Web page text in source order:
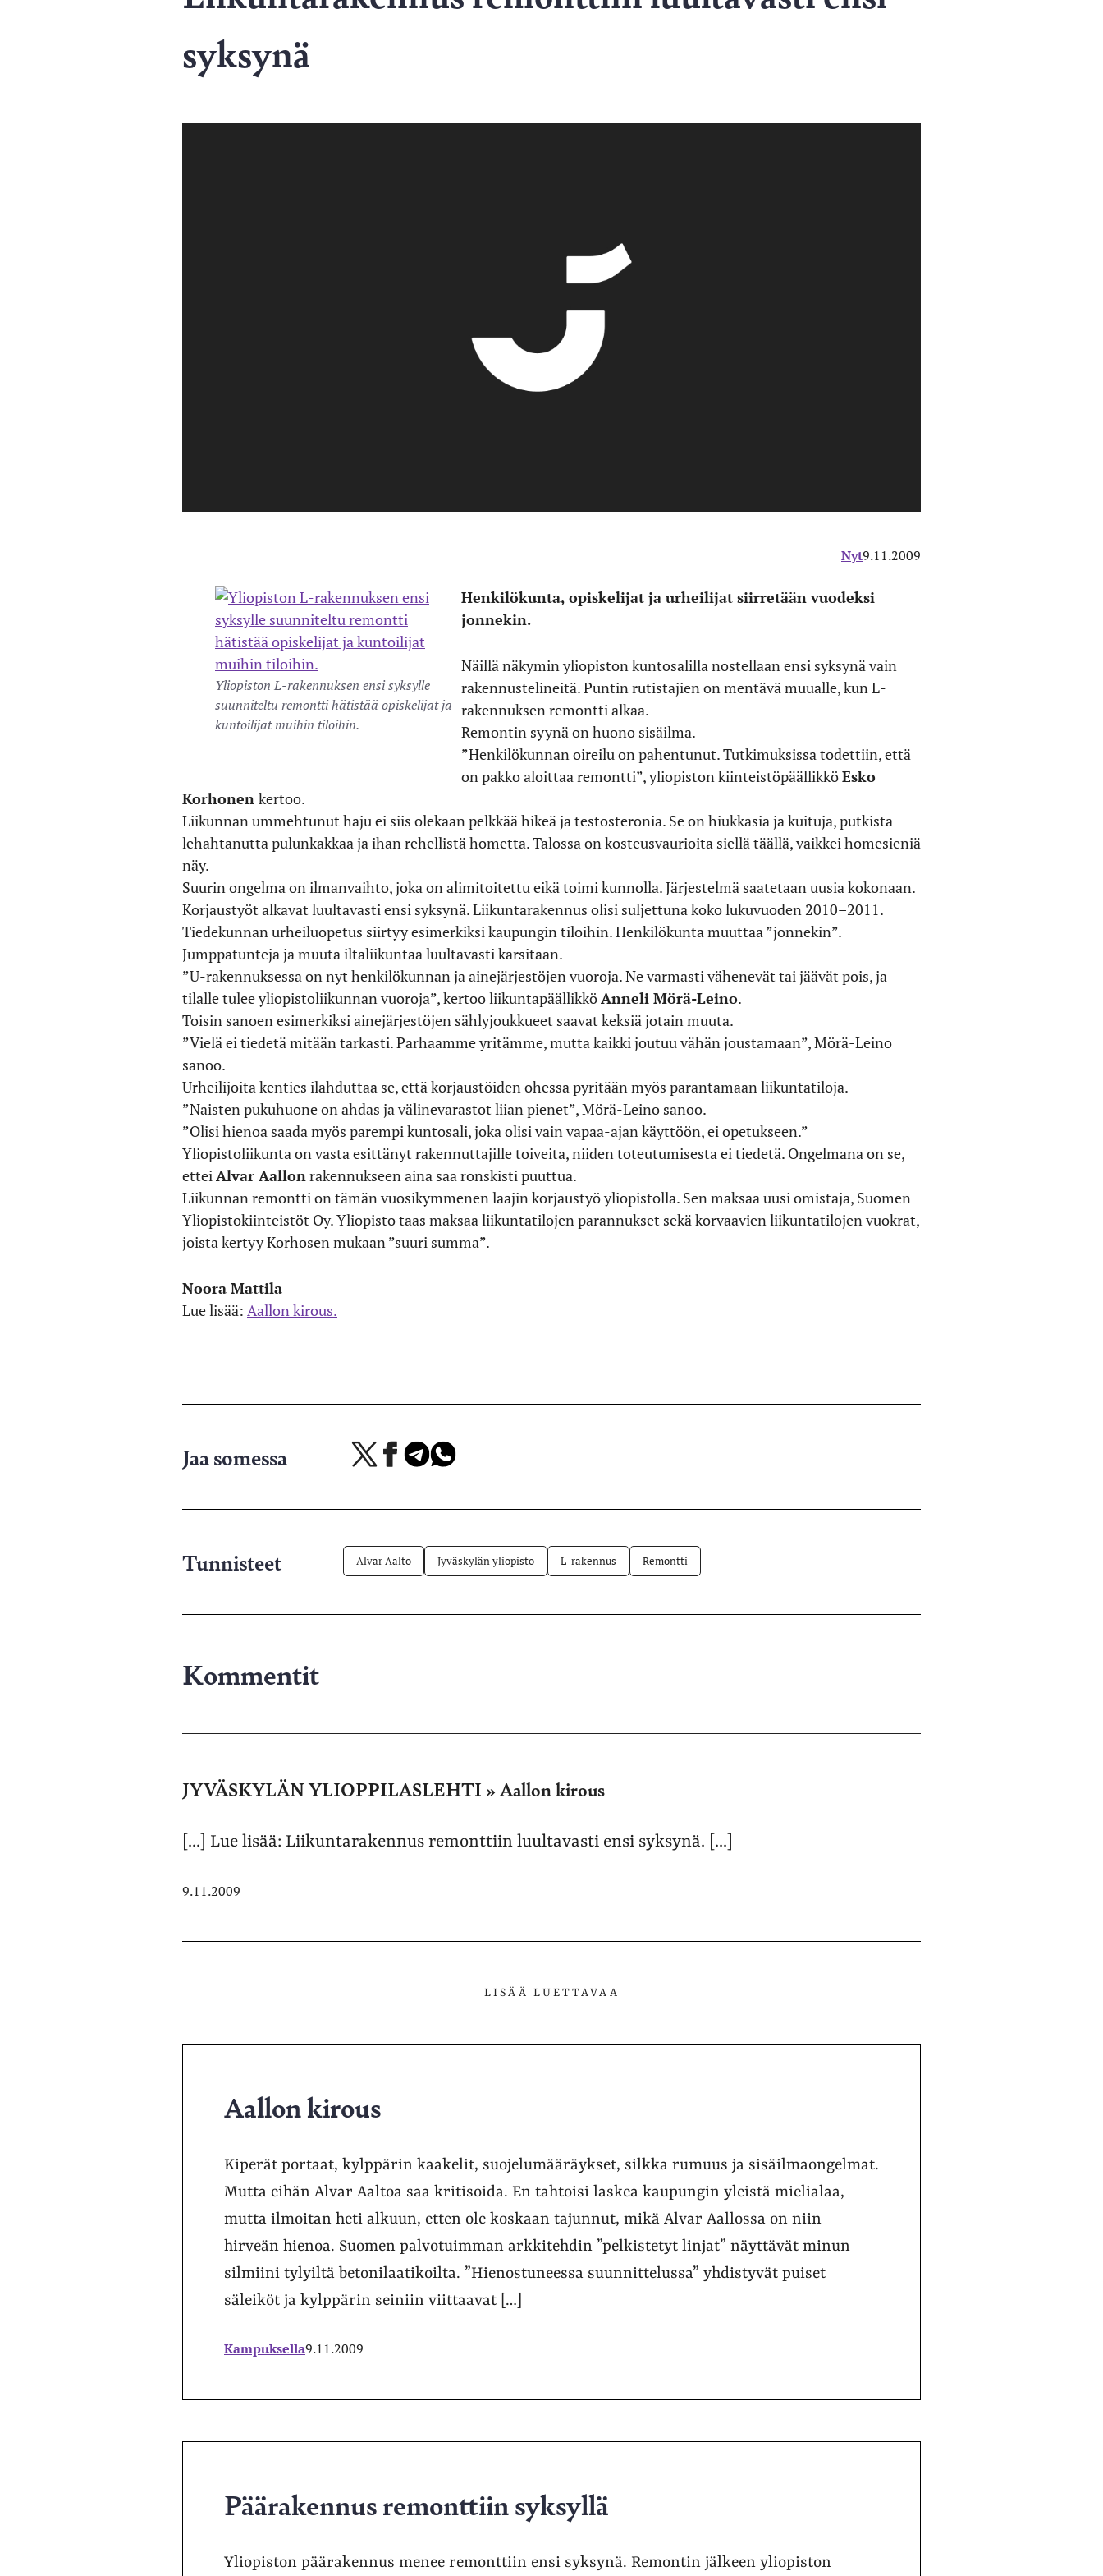
syksynä
Nyt9.11.2009
Yliopiston L-rakennuksen ensi syksylle
suunniteltu remontti hätistää opiskelijat ja
kuntoilijat muihin tiloihin.
Henkilökunta, opiskelijat ja urheilijat siirretään vuodeksi
jonnekin.
Näillä näkymin yliopiston kuntosalilla nostellaan ensi syksynä vain
rakennustelineitä. Puntin rutistajien on mentävä muualle, kun L-
rakennuksen remontti alkaa.
Remontin syynä on huono sisäilma.
”Henkilökunnan oireilu on pahentunut. Tutkimuksissa todettiin, että
on pakko aloittaa remontti”, yliopiston kiinteistöpäällikköEsko
Korhonen kertoo.
Liikunnan ummehtunut haju ei siis olekaan pelkkää hikeä ja testosteronia. Se on hiukkasia ja kuituja, putkista
lehahtanutta pulunkakkaa ja ihan rehellistä hometta. Talossa on kosteusvaurioita siellä täällä, vaikkei homesieniä
näy.
Suurin ongelma on ilmanvaihto, joka on alimitoitettu eikä toimi kunnolla. Järjestelmä saatetaan uusia kokonaan.
Korjaustyöt alkavat luultavasti ensi syksynä. Liikuntarakennus olisi suljettuna koko lukuvuoden 2010–2011.
Tiedekunnan urheiluopetus siirtyy esimerkiksi kaupungin tiloihin. Henkilökunta muuttaa ”jonnekin”.
Jumppatunteja ja muuta iltaliikuntaa luultavasti karsitaan.
”U-rakennuksessa on nyt henkilökunnan ja ainejärjestöjen vuoroja. Ne varmasti vähenevät tai jäävät pois, ja
tilalle tulee yliopistoliikunnan vuoroja”, kertoo liikuntapäällikköAnneli Mörä-Leino.
Toisin sanoen esimerkiksi ainejärjestöjen sählyjoukkueet saavat keksiä jotain muuta.
”Vielä ei tiedetä mitään tarkasti. Parhaamme yritämme, mutta kaikki joutuu vähän joustamaan”, Mörä-Leino
sanoo.
Urheilijoita kenties ilahduttaa se, että korjaustöiden ohessa pyritään myös parantamaan liikuntatiloja.
”Naisten pukuhuone on ahdas ja välinevarastot liian pienet”, Mörä-Leino sanoo.
”Olisi hienoa saada myös parempi kuntosali, joka olisi vain vapaa-ajan käyttöön, ei opetukseen.”
Yliopistoliikunta on vasta esittänyt rakennuttajille toiveita, niiden toteutumisesta ei tiedetä. Ongelmana on se,
ettei Alvar Aallon rakennukseen aina saa ronskisti puuttua.
Liikunnan remontti on tämän vuosikymmenen laajin korjaustyö yliopistolla. Sen maksaa uusi omistaja, Suomen
Yliopistokiinteistöt Oy. Yliopisto taas maksaa liikuntatilojen parannukset sekä korvaavien liikuntatilojen vuokrat,
joista kertyy Korhosen mukaan ”suuri summa”.
Noora Mattila
Lue lisää: Aallon kirous.
Jaa somessa
Jaa
palvelussa
Jaa Jaa Jaa
Tunnisteet Alvar Aalto Jyväskylän yliopisto L-rakennus Remontti
Kommentit
JYVÄSKYLÄN YLIOPPILASLEHTI » Aallon kirous
[...] Lue lisää: Liikuntarakennus remonttiin luultavasti ensi syksynä. [...]
9.11.2009
LISÄÄ LUETTAVAA
Aallon kirous
Kiperät portaat, kylppärin kaakelit, suojelumääräykset, silkka rumuus ja sisäilmaongelmat.
Mutta eihän Alvar Aaltoa saa kritisoida. En tahtoisi laskea kaupungin yleistä mielialaa,
mutta ilmoitan heti alkuun, etten ole koskaan tajunnut, mikä Alvar Aallossa on niin
hirveän hienoa. Suomen palvotuimman arkkitehdin ”pelkistetyt linjat” näyttävät minun
silmiini tylyiltä betonilaatikoilta. ”Hienostuneessa suunnittelussa” yhdistyvät puiset
säleiköt ja kylppärin seiniin viittaavat […]
Kampuksella9.11.2009
Päärakennus remonttiin syksyllä
Yliopiston päärakennus menee remonttiin ensi syksynä. Remontin jälkeen yliopiston